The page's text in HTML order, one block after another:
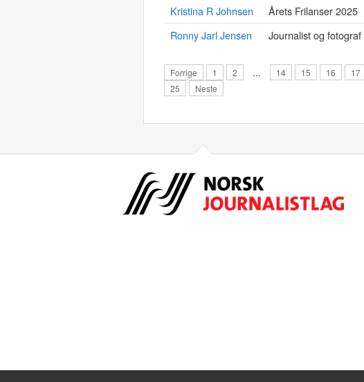
Kristina R Johnsen
Årets Frilanser 2025
Ronny Jarl Jensen
Journalist og fotograf
Forrige 1 2 … 14 15 16 17
25
Neste